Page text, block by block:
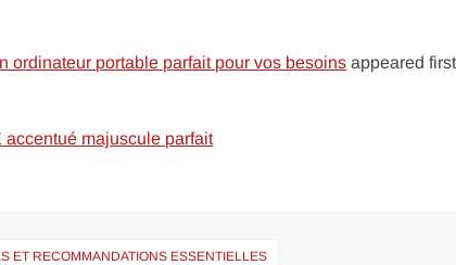
ordinateur portable parfait pour vos besoins appeared
majuscule parfait
ET RECOMMANDATIONS ESSENTIELLES